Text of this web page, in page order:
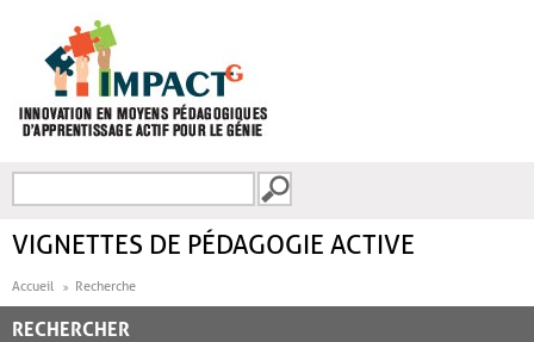
FORMULAIRE DE
VIGNETTES DE PÉDAGOGIE ACTIVE
Accueil Recherche
RECHERCHER